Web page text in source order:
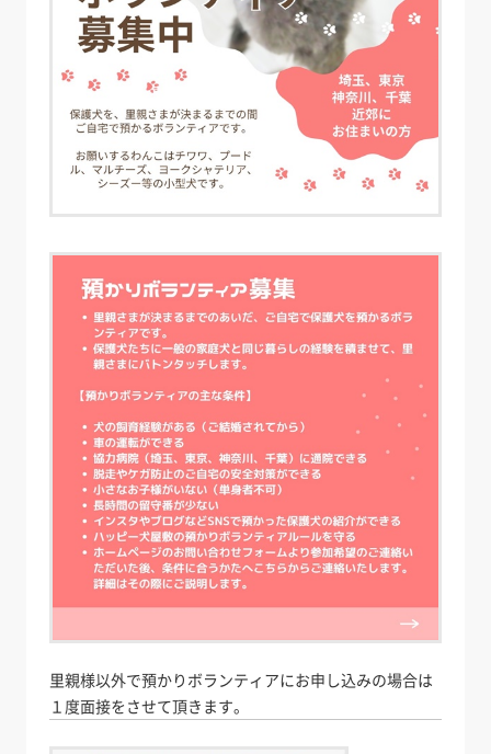
里親様以外で預かりボランティアにお申し込みの場合は
１度面接をさせて頂きます。